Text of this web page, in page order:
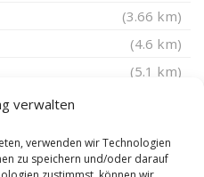
verwalten
verwenden wir Technologien
zu speichern und/oder darauf
(3.66 km)
(4.6 km)
(5.1 km)
(5.45 km)